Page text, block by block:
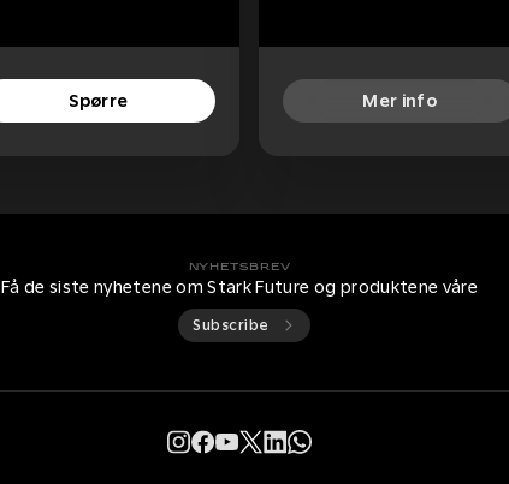
Spørre Mer info
NYHETSBREV
Få de siste nyhetene om Stark Future og produktene våre
Subscribe